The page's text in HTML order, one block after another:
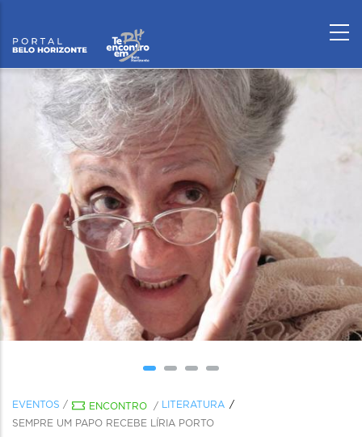
EVENTOS / ENCONTRO /
LITERATURA
SEMPRE UM PAPO RECEBE LÍRIA PORTO